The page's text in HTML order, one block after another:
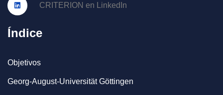
CRITERION en LinkedIn
Índice
Objetivos
Georg-August-Universität Göttingen